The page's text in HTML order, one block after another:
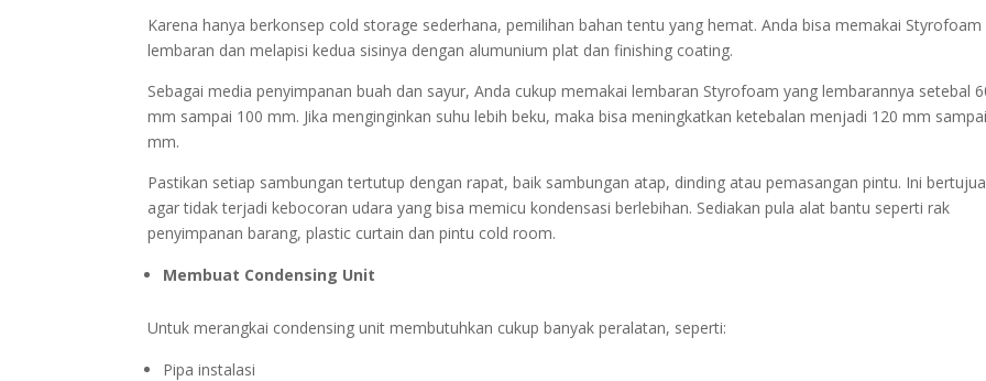
Karena hanya berkonsep cold storage sederhana, pemilihan bahan tentu yang hemat. Anda bisa memakai Styrofoam
lembaran dan melapisi kedua sisinya dengan alumunium plat dan finishing coating.
Sebagai media penyimpanan buah dan sayur, Anda cukup memakai lembaran Styrofoam yang lembarannya setebal
mm sampai 100 mm. Jika menginginkan suhu lebih beku, maka bisa meningkatkan ketebalan menjadi 120 mm
mm.
Pastikan setiap sambungan tertutup dengan rapat, baik sambungan atap, dinding atau pemasangan pintu. Ini
agar tidak terjadi kebocoran udara yang bisa memicu kondensasi berlebihan. Sediakan pula alat bantu seperti rak
penyimpanan barang, plastic curtain dan pintu cold room.
Membuat Condensing Unit
Untuk merangkai condensing unit membutuhkan cukup banyak peralatan, seperti:
Pipa instalasi